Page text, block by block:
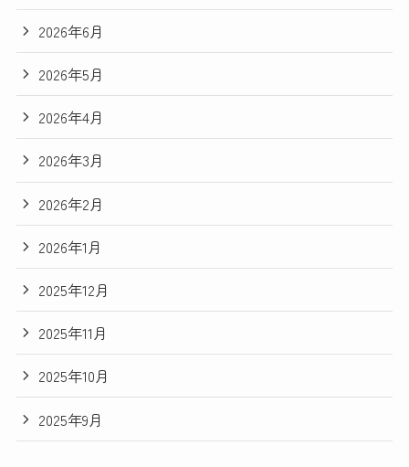
2026年6月
2026年5月
2026年4月
2026年3月
2026年2月
2026年1月
2025年12月
2025年11月
2025年10月
2025年9月